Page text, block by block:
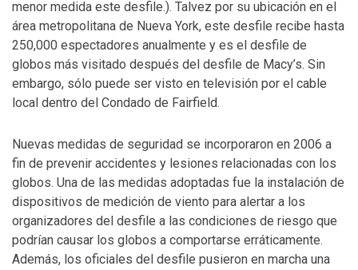
menor medida este desfile.). Talvez por su ubicación en el
área metropolitana de Nueva York, este desfile recibe hasta
250,000 espectadores anualmente y es el desfile de
globos más visitado después del desfile de Macy’s. Sin
embargo, sólo puede ser visto en televisión por el cable
local dentro del Condado de Fairfield.
Nuevas medidas de seguridad se incorporaron en 2006 a
fin de prevenir accidentes y lesiones relacionadas con los
globos. Una de las medidas adoptadas fue la instalación de
dispositivos de medición de viento para alertar a los
organizadores del desfile a las condiciones de riesgo que
podrían causar los globos a comportarse erráticamente.
Además, los oficiales del desfile pusieron en marcha una